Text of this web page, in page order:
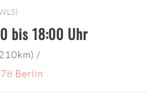
bis 18:00 Uhr
/
Berlin